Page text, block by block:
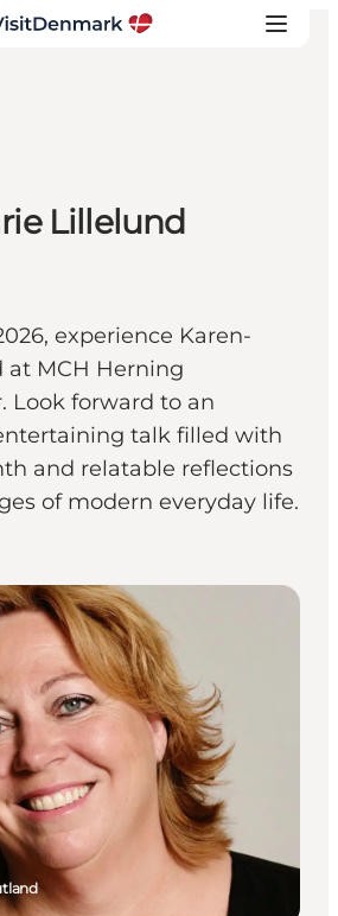
voyage
Lillelund
experience Karen-
at MCH Herning
Look forward to an
talk filled with
and relatable reflections
of modern everyday life.